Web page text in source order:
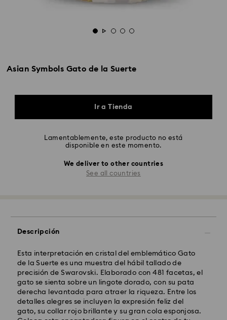
Asian Symbols Gato de la Suerte
Ir a Tienda
Lamentablemente, este producto no está
disponible en este momento.
We deliver to other countries
See all countries
Descripción
Esta interpretación en cristal del emblemático Gato
de la Suerte es una muestra del hábil tallado de
precisión de Swarovski. Elaborado con 481 facetas, el
gato se sienta sobre un lingote dorado, con su pata
derecha levantada para atraer la riqueza. Entre los
detalles alegres se incluyen la expresión feliz del
gato, su collar rojo brillante y su gran cola esponjosa.